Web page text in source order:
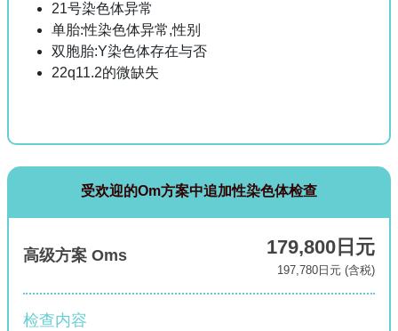
21号染色体异常
单胎:性染色体异常,性别
双胞胎:Y染色体存在与否
22q11.2的微缺失
受欢迎的Om方案中追加性染色体检查
高级方案 Oms 179,800日元
197,780日元 (含税)
检查内容